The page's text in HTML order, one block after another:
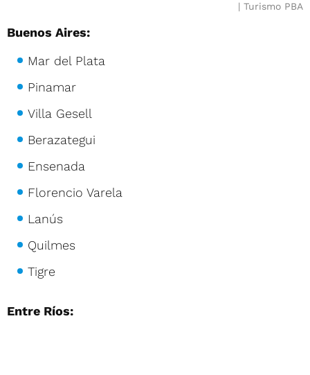
Turismo PBA
Buenos Aires:
Mar del Plata
Pinamar
Villa Gesell
Berazategui
Ensenada
Florencio Varela
Lanús
Quilmes
Tigre
Entre Ríos: